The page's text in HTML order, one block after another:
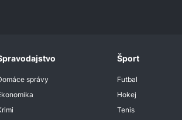
správy
Šport
Futbal
Hokej
Tenis